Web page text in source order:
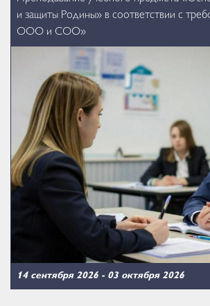
и защиты Родины» в соответствии с
ООО и СОО»
14 сентября 2026 - 03 октября 2026